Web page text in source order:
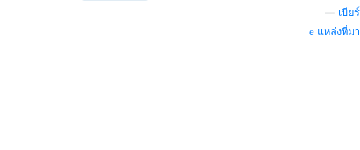
เบียร์
แหล่งที่มา